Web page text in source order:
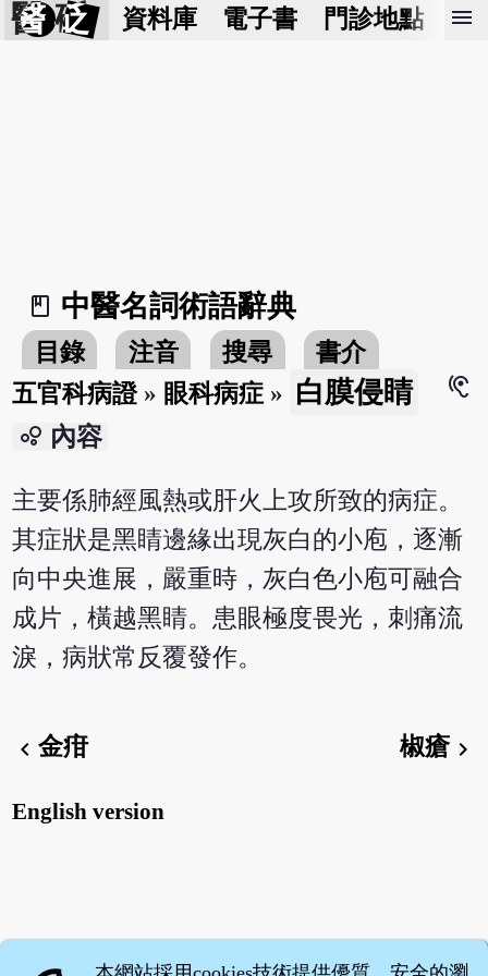
醫 砭 資料庫 電子書 門診地點 預
menu
book_2
中醫名詞術語辭典
目錄 注音 搜尋
書介
五官科病證» 眼科病症 » 白膜侵睛
hearing
bubble_chart 內容
主要係肺經風熱或肝火上攻所致的病症。
其症狀是黑睛邊緣出現灰白的小庖，逐漸
向中央進展，嚴重時，灰白色小庖可融合
成片，橫越黑睛。患眼極度畏光，刺痛流
淚，病狀常反覆發作。
chevron_left金疳 椒瘡chevron_right
English version